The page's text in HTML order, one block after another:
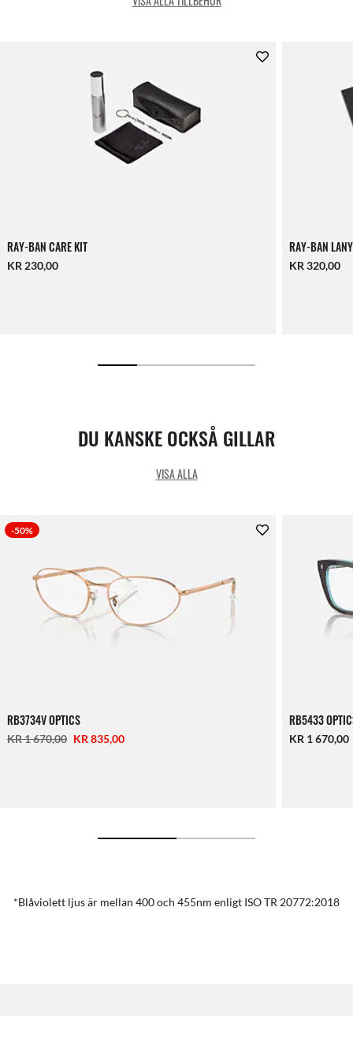
RAY-BAN CARE KIT
KR 230,00
RAY-BAN
KR 320,00
DU KANSKE OCKSÅ GILLAR
VISA ALLA
-50%
RB3734V OPTICS
KR 1 670,00 KR 835,00
RB5433
KR 1 670,00
*Blåviolett ljus är mellan 400 och 455nm enligt ISO TR 20772:2018